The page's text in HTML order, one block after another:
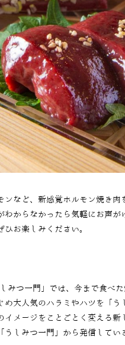
ンなど、新感覚ホルモン焼き
わからなかったら気軽にお声
お楽しみください。
みつ一門」では、今まで食べた
め大人気のハラミやハツを「
イメージをことごとく変える新
しみつ一門」から発信してい